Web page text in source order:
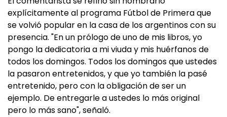
explícitamente al programa Fútbol de Primera que
se volvió popular en la casa de los argentinos con su
presencia. "En un prólogo de uno de mis libros, yo
pongo la dedicatoria a mi viuda y mis huérfanos de
todos los domingos. Todos los domingos que ustedes
la pasaron entretenidos, y que yo también la pasé
entretenido, pero con la obligación de ser un
ejemplo. De entregarle a ustedes lo más original
pero lo más sano", señaló.